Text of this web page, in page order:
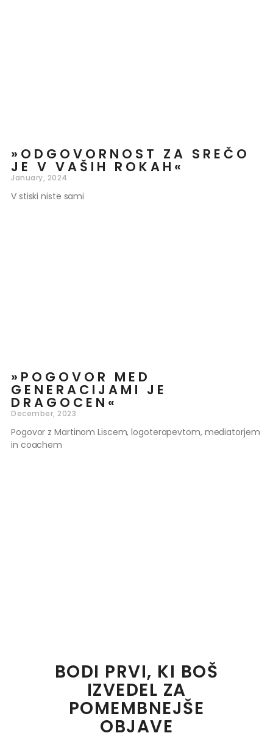
»ODGOVORNOST ZA SREČO
JE V VAŠIH ROKAH«
January, 2024
V stiski niste sami
»POGOVOR MED
GENERACIJAMI JE
DRAGOCEN«
December, 2023
Pogovor z Martinom Liscem, logoterapevtom, mediatorjem
in coachem
BODI PRVI, KI BOŠ
IZVEDEL ZA
POMEMBNEJŠE
OBJAVE